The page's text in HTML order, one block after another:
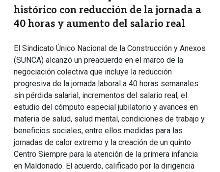
histórico con reducción de la jornada a
40 horas y aumento del salario real
El Sindicato Único Nacional de la Construcción y Anexos
(SUNCA) alcanzó un preacuerdo en el marco de la
negociación colectiva que incluye la reducción
progresiva de la jornada laboral a 40 horas semanales
sin pérdida salarial, incrementos del salario real, el
estudio del cómputo especial jubilatorio y avances en
materia de salud, salud mental, condiciones de trabajo y
beneficios sociales, entre ellos medidas para las
jornadas de calor extremo y la creación de un quinto
Centro Siempre para la atención de la primera infancia
en Maldonado. El acuerdo, calificado por la dirigencia